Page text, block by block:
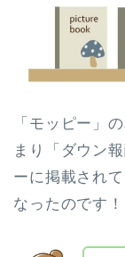
「モッピー」
まり「ダウン
ーに掲載され
なったのです！